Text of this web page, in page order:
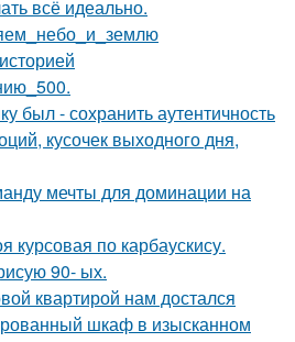
всё идеально.
был - сохранить аутентичность
кусочек выходного дня,
мечты для доминации на
курсовая по карбаускису.
90- ых.
квартирой нам достался
шкаф в изысканном